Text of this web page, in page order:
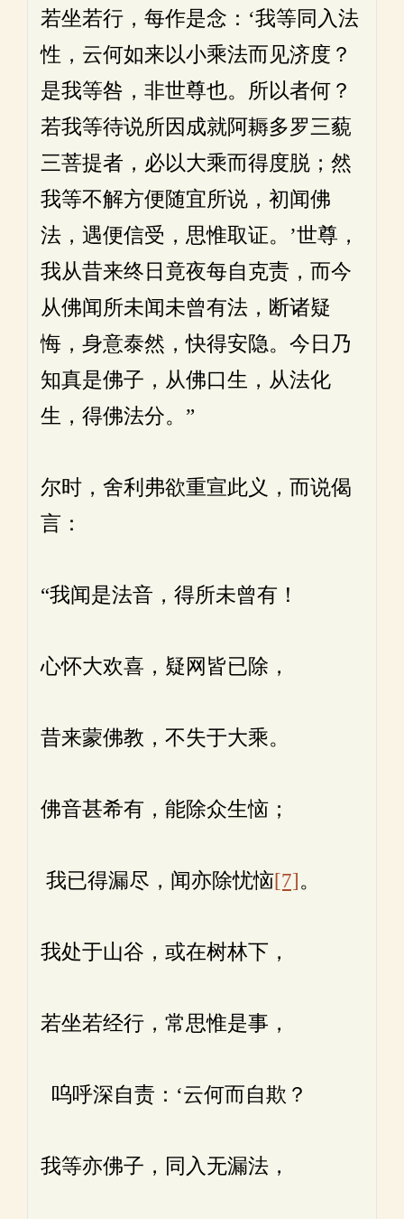
若坐若行，每作是念：‘我等同入法
性，云何如来以小乘法而见济度？
是我等咎，非世尊也。所以者何？
若我等待说所因成就阿耨多罗三藐
三菩提者，必以大乘而得度脱；然
我等不解方便随宜所说，初闻佛
法，遇便信受，思惟取证。’世尊，
我从昔来终日竟夜每自克责，而今
从佛闻所未闻未曾有法，断诸疑
悔，身意泰然，快得安隐。今日乃
知真是佛子，从佛口生，从法化
生，得佛法分。”
尔时，舍利弗欲重宣此义，而说偈
言：
“我闻是法音，得所未曾有！
心怀大欢喜，疑网皆已除，
昔来蒙佛教，不失于大乘。
佛音甚希有，能除众生恼；
我已得漏尽，闻亦除忧恼[7]。
我处于山谷，或在树林下，
若坐若经行，常思惟是事，
呜呼深自责：‘云何而自欺？
我等亦佛子，同入无漏法，